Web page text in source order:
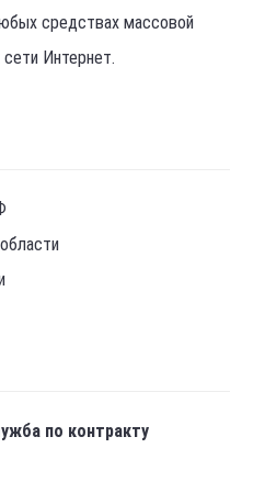
средствах массовой
Интернет.
по контракту